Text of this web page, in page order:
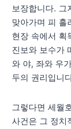
보장합니다. 그
맞아가며 피 흘
현장 속에서 획
진보와 보수가
와 야, 좌와 우
두의 권리입니
그렇다면 세월
사건은 그 정치